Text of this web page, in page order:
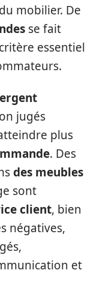
mobilier. De
se fait
essentiel
jugés
plus
. Des
des meubles
sont
client, bien
négatives,
et